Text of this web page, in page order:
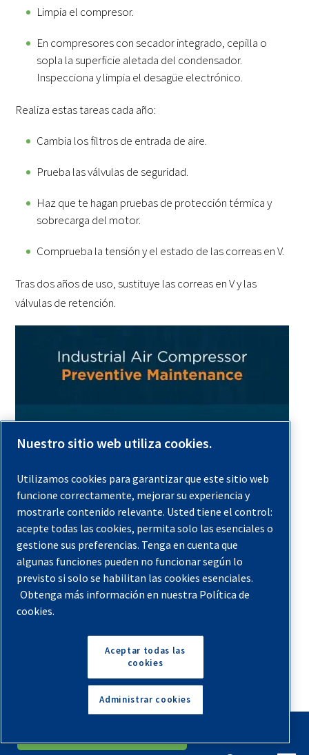
Limpia el compresor.
En compresores con secador integrado, cepilla o
sopla la superficie aletada del condensador.
Inspecciona y limpia el desagüe electrónico.
Realiza estas tareas cada año:
Cambia los filtros de entrada de aire.
Prueba las válvulas de seguridad.
Haz que te hagan pruebas de protección térmica y
sobrecarga del motor.
Comprueba la tensión y el estado de las correas en V.
Tras dos años de uso, sustituye las correas en V y las
válvulas de retención.
Nuestro sitio web utiliza cookies.
Utilizamos cookies para garantizar que este sitio web
funcione correctamente, mejorar su experiencia y
mostrarle contenido relevante. Usted tiene el control:
acepte todas las cookies, permita solo las esenciales o
gestione sus preferencias. Tenga en cuenta que
algunas funciones pueden no funcionar según lo
previsto si solo se habilitan las cookies esenciales.
Obtenga más información en nuestra Política de
cookies.
Aceptar todas las
cookies
Administrar cookies